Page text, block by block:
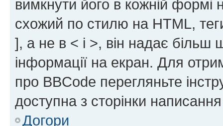
вимкнути його в кожній
схожий по стилю на HTML,
], а не в < і >, він надає більш
інформації на екран. Для
про BBCode перегляньте
доступна з сторінки
Догори